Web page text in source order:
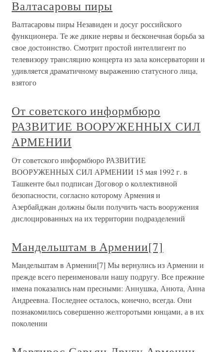
Валтасаровы пиры
Валтасаровы пиры Незавиден и досуг российского
функционера. Те же дикие нервы и бесконечная борьба за
свое достоинство. Смотрит простой интеллигент по
телевизору трансляцию концерта из зала консерватории и
удивляется драматичному выражению статусного лица,
взятого
От советского информбюро
РАЗВИТИЕ ВООРУЖЕННЫХ СИЛ
АРМЕНИИ
От советского информбюро РАЗВИТИЕ
ВООРУЖЕННЫХ СИЛ АРМЕНИИ 15 мая 1992 г. в
Ташкенте был подписан Договор о коллективной
безопасности, согласно которому Армения и
Азербайджан должны были получить часть вооружения
дислоцированных на их территории подразделений
Мандельштам в Армении[7]
Мандельштам в Армении[7] Мы вернулись из Армении и
прежде всего переименовали нашу подругу. Все прежние
имена показались нам пресными: Аннушка, Анюта, Анна
Андреевна. Последнее осталось, конечно, всегда. Они
познакомились совершенно желторотыми юнцами, а в их
поколении